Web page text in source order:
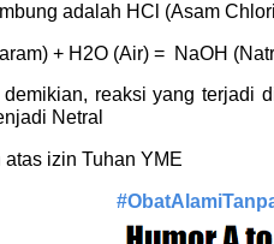
adalah HCl (Asam
+ H2O (Air) = NaOH
demikian, reaksi yang terjadi
Netral
atas izin Tuhan YME